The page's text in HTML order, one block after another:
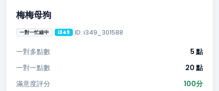
梅梅母狗
一對一忙線中 i349 ID: i349_301588
一對多點數
5 點
一對一點數
20 點
滿意度評分
100分